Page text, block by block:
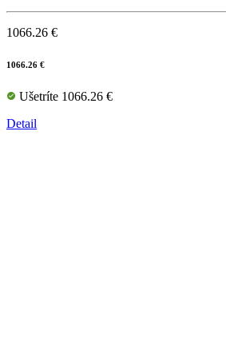
1066.26 €
1066.26 €
Ušetríte 1066.26 €
Detail